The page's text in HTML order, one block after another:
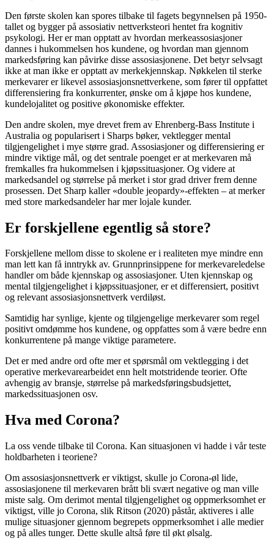
Den første skolen kan spores tilbake til fagets begynnelsen på 1950-
tallet og bygger på assosiativ nettverksteori hentet fra kognitiv
psykologi. Her er man opptatt av hvordan merkeassosiasjoner
dannes i hukommelsen hos kundene, og hvordan man gjennom
markedsføring kan påvirke disse assosiasjonene. Det betyr selvsagt
ikke at man ikke er opptatt av merkekjennskap. Nøkkelen til sterke
merkevarer er likevel assosiasjonsnettverkene, som fører til oppfattet
differensiering fra konkurrenter, ønske om å kjøpe hos kundene,
kundelojalitet og positive økonomiske effekter.
Den andre skolen, mye drevet frem av Ehrenberg-Bass Institute i
Australia og popularisert i Sharps bøker, vektlegger mental
tilgjengelighet i mye større grad. Assosiasjoner og differensiering er
mindre viktige mål, og det sentrale poenget er at merkevaren må
fremkalles fra hukommelsen i kjøpssituasjoner. Og videre at
markedsandel og størrelse på merket i stor grad driver frem denne
prosessen. Det Sharp kaller «double jeopardy»-effekten – at merker
med store markedsandeler har mer lojale kunder.
Er forskjellene egentlig så store?
Forskjellene mellom disse to skolene er i realiteten mye mindre enn
man lett kan få inntrykk av. Grunnprinsippene for merkevareledelse
handler om både kjennskap og assosiasjoner. Uten kjennskap og
mental tilgjengelighet i kjøpssituasjoner, er et differensiert, positivt
og relevant assosiasjonsnettverk verdiløst.
Samtidig har synlige, kjente og tilgjengelige merkevarer som regel
positivt omdømme hos kundene, og oppfattes som å være bedre enn
konkurrentene på mange viktige parametere.
Det er med andre ord ofte mer et spørsmål om vektlegging i det
operative merkevarearbeidet enn helt motstridende teorier. Ofte
avhengig av bransje, størrelse på markedsføringsbudsjettet,
markedssituasjonen osv.
Hva med Corona?
La oss vende tilbake til Corona. Kan situasjonen vi hadde i vår teste
holdbarheten i teoriene?
Om assosiasjonsnettverk er viktigst, skulle jo Corona-øl lide,
assosiasjonene til merkevaren brått bli svært negative og man ville
miste salg. Om derimot mental tilgjengelighet og oppmerksomhet er
viktigst, ville jo Corona, slik Ritson (2020) påstår, aktiveres i alle
mulige situasjoner gjennom begrepets oppmerksomhet i alle medier
og på alles tunger. Dette skulle altså føre til økt ølsalg.